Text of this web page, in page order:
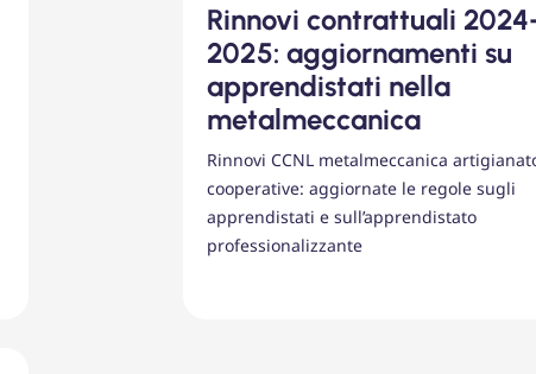
Rinnovi contrattuali
2025: aggiornamenti su
apprendistati nella
metalmeccanica
Rinnovi CCNL metalmeccanica
cooperative: aggiornate le regole sugli
apprendistati e sull’apprendistato
professionalizzante